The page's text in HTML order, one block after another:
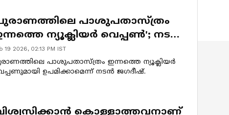
പാശുപതാസ്ത്രം
ന്യൂക്ലിയർ വെപ്പൺ'; നടൻ
വാക്കുകൾ വൈറൽ
19 2026, 02:13 PM IST
പാശുപതാസ്ത്രം ഇന്നത്തെ ന്യൂക്ലിയർ
ഉപമിക്കാമെന്ന് നടന്‍ ജഗദീഷ്.
കൊള്ളാത്തവനാണ്